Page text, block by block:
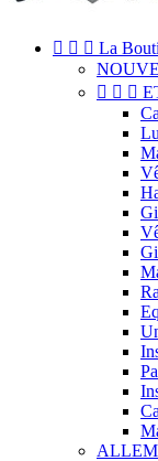
   La
  